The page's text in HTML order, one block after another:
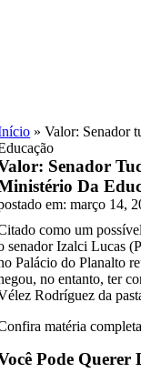
»Valor: Senador
Senador
Da
em: março 14,
como um
senador Izalci Lucas
Palácio do Planalto
no entanto, ter
Rodríguez da
matéria
Pode Querer